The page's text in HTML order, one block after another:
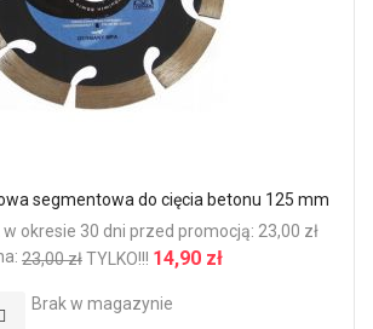
segmentowa do cięcia betonu 125 mm
okresie 30 dni przed promocją: 23,00 zł
23,00 złTYLKO!!! 14,90 zł
Brak w magazynie
do Ulubionych